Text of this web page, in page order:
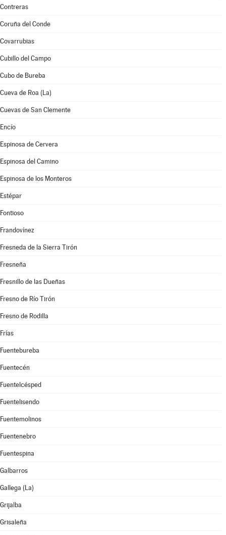
Contreras
Coruña del Conde
Covarrubias
Cubillo del Campo
Cubo de Bureba
Cueva de Roa (La)
Cuevas de San Clemente
Encío
Espinosa de Cervera
Espinosa del Camino
Espinosa de los Monteros
Estépar
Fontioso
Frandovínez
Fresneda de la Sierra Tirón
Fresneña
Fresnillo de las Dueñas
Fresno de Río Tirón
Fresno de Rodilla
Frías
Fuentebureba
Fuentecén
Fuentelcésped
Fuentelisendo
Fuentemolinos
Fuentenebro
Fuentespina
Galbarros
Gallega (La)
Grijalba
Grisaleña